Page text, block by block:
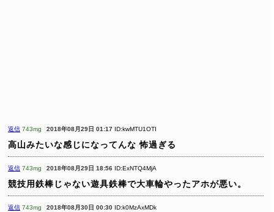
返信 743mg 2018年08月29日 01:17 ID:kwMTU1OTI
高山みたいな感じになってんな 怖過ぎる
返信 743mg 2018年08月29日 18:56 ID:ExNTQ4MjA
競技用鉄棒じゃない遊具鉄棒で大車輪やったアホが悪い。
返信 743mg 2018年08月30日 00:30 ID:k0MzAxMDk